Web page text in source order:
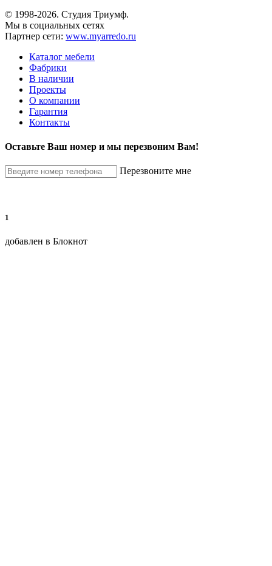
© 1998-2026. Студия Триумф.
Мы в социальных сетях
Партнер сети: www.myarredo.ru
Каталог мебели
Фабрики
В наличии
Проекты
О компании
Гарантия
Контакты
Оставьте Ваш номер и мы перезвоним Вам!
Перезвоните мне
1
добавлен в Блокнот